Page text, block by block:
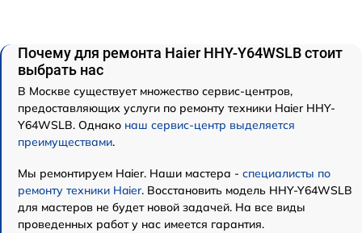
Почему для ремонта Haier HHY-Y64WSLB стоит
выбрать нас
В Москве существует множество сервис-центров,
предоставляющих услуги по ремонту техники Haier HHY-
Y64WSLB. Однако наш сервис-центр выделяется
преимуществами.
Мы ремонтируем Haier. Наши мастера - специалисты по
ремонту техники Haier. Восстановить модель HHY-Y64WSLB
для мастеров не будет новой задачей. На все виды
проведенных работ у нас имеется гарантия.